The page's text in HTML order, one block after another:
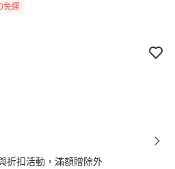
免運
折扣活動，滿額贈除外